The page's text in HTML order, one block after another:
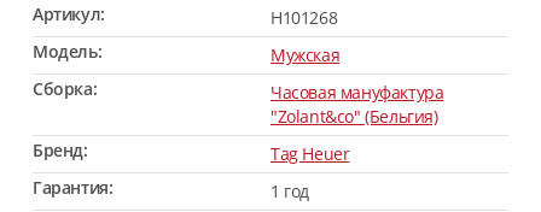
Артикул:
H101268
Модель:
Мужская
Сборка:
Часовая мануфактура
"Zolant&co" (Бельгия)
Бренд:
Tag Heuer
Гарантия:
1 год